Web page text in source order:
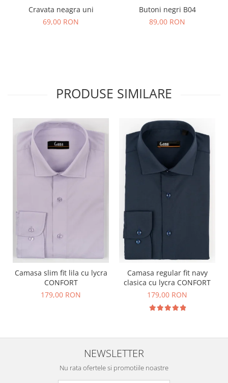
Cravata neagra uni
69,00 RON
Butoni negri B04
89,00 RON
PRODUSE SIMILARE
Camasa slim fit lila cu lycra
CONFORT
179,00 RON
Camasa regular fit navy
clasica cu lycra CONFORT
179,00 RON
NEWSLETTER
Nu rata ofertele si promotiile noastre